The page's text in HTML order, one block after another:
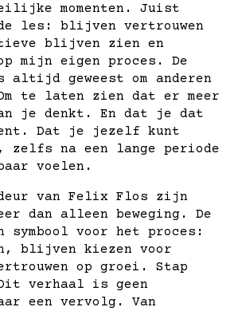
momenten. Juist
les: blijven vertrouwen
blijven zien en
mijn eigen proces. De
geweest om anderen
te laten zien dat er meer
je denkt. En dat je dat
Dat je jezelf kunt
zelfs na een lange periode
voelen.
van Felix Flos zijn
dan alleen beweging. De
symbool voor het proces:
blijven kiezen voor
op groei. Stap
verhaal is geen
een vervolg. Van